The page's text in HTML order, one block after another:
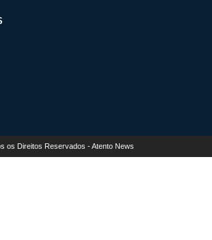
os Direitos Reservados - Atento News